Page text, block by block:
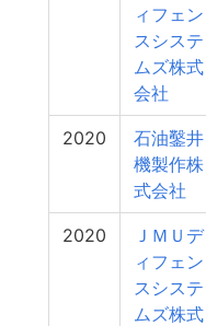
ィフェン
スシステ
ムズ株式
会社
2020
石油鑿井
機製作株
式会社
2020
ＪＭＵデ
ィフェン
スシステ
ムズ株式